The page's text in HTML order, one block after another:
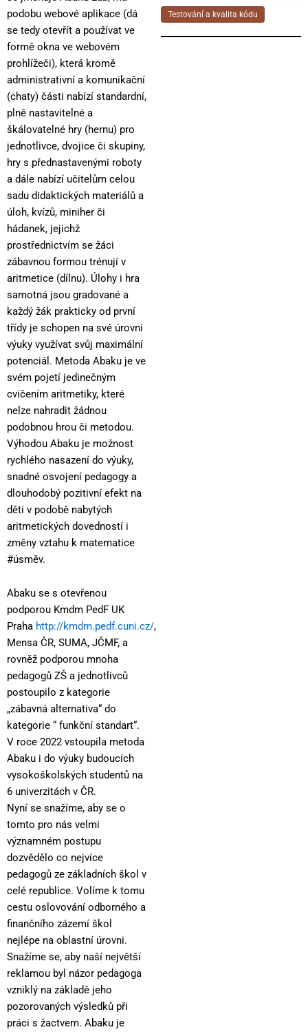
podobu webové aplikace (dá
se tedy otevřít a používat ve
formě okna ve webovém
prohlížeči), která kromě
administrativní a komunikační
(chaty) části nabízí standardní,
plně nastavitelné a
škálovatelné hry (hernu) pro
jednotlivce, dvojice či skupiny,
hry s přednastavenými roboty
a dále nabízí učitelům celou
sadu didaktických materiálů a
úloh, kvízů, miniher či
hádanek, jejichž
prostřednictvím se žáci
zábavnou formou trénují v
aritmetice (dílnu). Úlohy i hra
samotná jsou gradované a
každý žák prakticky od první
třídy je schopen na své úrovni
výuky využívat svůj maximální
potenciál. Metoda Abaku je ve
svém pojetí jedinečným
cvičením aritmetiky, které
nelze nahradit žádnou
podobnou hrou či metodou.
Výhodou Abaku je možnost
rychlého nasazení do výuky,
snadné osvojení pedagogy a
dlouhodobý pozitivní efekt na
děti v podobě nabytých
aritmetických dovedností i
změny vztahu k matematice
#úsměv.
Abaku se s otevřenou
podporou Kmdm PedF UK
Praha http://kmdm.pedf.cuni.cz/,
Mensa ČR, SUMA, JČMF, a
rovněž podporou mnoha
pedagogů ZŠ a jednotlivců
postoupilo z kategorie
„zábavná alternativa“ do
kategorie “ funkční standart“.
V roce 2022 vstoupila metoda
Abaku i do výuky budoucích
vysokoškolských studentů na
6 univerzitách v ČR.
Nyní se snažíme, aby se o
tomto pro nás velmi
významném postupu
dozvědělo co nejvíce
pedagogů ze základních škol v
celé republice. Volíme k tomu
cestu oslovování odborného a
finančního zázemí škol
nejlépe na oblastní úrovni.
Snažíme se, aby naší největší
reklamou byl názor pedagoga
vzniklý na základě jeho
pozorovaných výsledků při
práci s žactvem. Abaku je
Testování a kvalita kódu